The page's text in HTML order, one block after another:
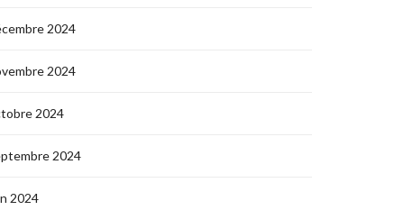
2024
2024
2024
2024
2024